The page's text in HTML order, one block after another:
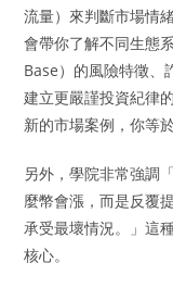
流量）來判斷市場情
會帶你了解不同生態
Base）的風險特徵、
建立更嚴謹投資紀律
新的市場案例，你等
另外，學院非常強調
麼幣會漲，而是反覆
承受最壞情況。」這
核心。